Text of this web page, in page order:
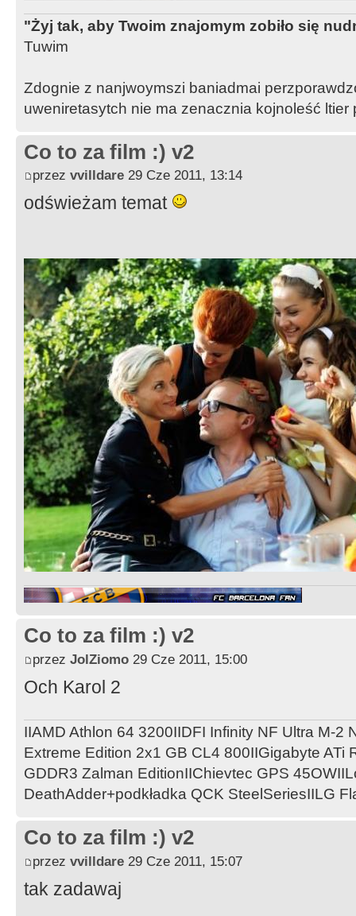
"Żyj tak, aby Twoim znajomym zobiło się
Tuwim
Zdognie z nanjwoymszi baniadmai
uweniretasytch nie ma zenacznia kojnoleść
Co to za film :) v2
przez vvilldare 29 Cze 2011, 13:14
odświeżam temat
Co to za film :) v2
przez JolZiomo 29 Cze 2011, 15:00
Och Karol 2
IIAMD Athlon 64 3200IIDFI Infinity NF Ultra M-2
Extreme Edition 2x1 GB CL4 800IIGigabyte ATi
GDDR3 Zalman EditionIIChievtec GPS
DeathAdder+podkładka QCK SteelSeriesIILG
Co to za film :) v2
przez vvilldare 29 Cze 2011, 15:07
tak zadawaj